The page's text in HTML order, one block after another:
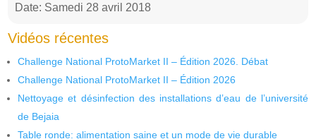
Date: Samedi 28 avril 2018
Vidéos récentes
Challenge National ProtoMarket II – Édition 2026. Débat
Challenge National ProtoMarket II – Édition 2026
Nettoyage et désinfection des installations d’eau de l’université
de Bejaia
Table ronde: alimentation saine et un mode de vie durable